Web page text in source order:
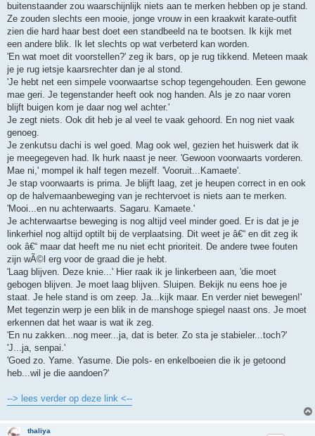
buitenstaander zou waarschijnlijk niets aan te merken hebben op je stand.
Ze zouden slechts een mooie, jonge vrouw in een kraakwit karate-outfit
zien die hard haar best doet een standbeeld na te bootsen. Ik kijk met
een andere blik. Ik let slechts op wat verbeterd kan worden.
'En wat moet dit voorstellen?' zeg ik bars, op je rug tikkend. Meteen maak
je je rug ietsje kaarsrechter dan je al stond.
'Je hebt net een simpele voorwaartse schop tegengehouden. Een gewone
mae geri. Je tegenstander heeft ook nog handen. Als je zo naar voren
blijft buigen kom je daar nog wel achter.'
Je zegt niets. Ook dit heb je al veel te vaak gehoord. En nog niet vaak
genoeg.
Je zenkutsu dachi is wel goed. Mag ook wel, gezien het huiswerk dat ik
je meegegeven had. Ik hurk naast je neer. 'Gewoon voorwaarts vorderen.
Mae ni,' mompel ik half tegen mezelf. 'Vooruit...Kamaete'.
Je stap voorwaarts is prima. Je blijft laag, zet je heupen correct in en ook
op de halvemaanbeweging van je rechtervoet is niets aan te merken.
'Mooi...en nu achterwaarts. Sagaru. Kamaete.'
Je achterwaartse beweging is nog altijd veel minder goed. Er is dat je je
linkerhiel nog altijd optilt bij de verplaatsing. Dit weet je â€“ en dit zeg ik
ook â€“ maar dat heeft me nu niet echt prioriteit. De andere twee fouten
zijn wÃ©l erg voor de graad die je hebt.
'Laag blijven. Deze knie...' Hier raak ik je linkerbeen aan, 'die moet
gebogen blijven. Je moet laag blijven. Sluipen. Bekijk nu eens hoe je
staat. Je hele stand is om zeep. Ja...kijk maar. En verder niet bewegen!'
Met tegenzin werp je een blik in de manshoge spiegel naast ons. Je moet
erkennen dat het waar is wat ik zeg.
'En nu zakken...nog meer...ja, dat is beter. Zo sta je stabieler...toch?'
'J...ja, senpai.'
'Goed zo. Yame. Yasume. Die pols- en enkelboeien die ik je getoond
heb...wil je die aandoen?'
--> lees verder op deze link <--
thaliya